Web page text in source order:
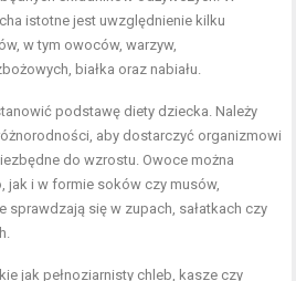
istotne jest uwzględnienie kilku
w tym owoców, warzyw,
białka oraz nabiału.
podstawę diety dziecka. Należy
aby dostarczyć organizmowi
do wzrostu. Owoce można
jak i w formie soków czy musów,
sprawdzają się w zupach, sałatkach czy
jak pełnoziarnisty chleb, kasze czy